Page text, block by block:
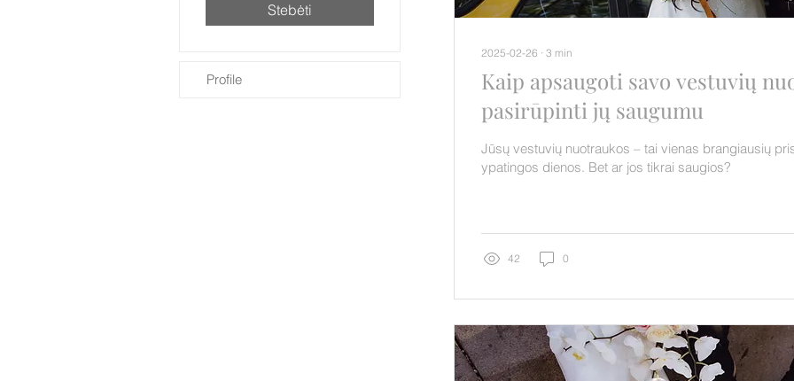
2025-02-26 ∙ 3 min
Kaip apsaugoti savo vestuvių
pasirūpinti jų saugumu
Jūsų vestuvių nuotraukos – tai vienas brangiausių
ypatingos dienos. Bet ar jos tikrai saugios?
42 0
Stebėti
Profile